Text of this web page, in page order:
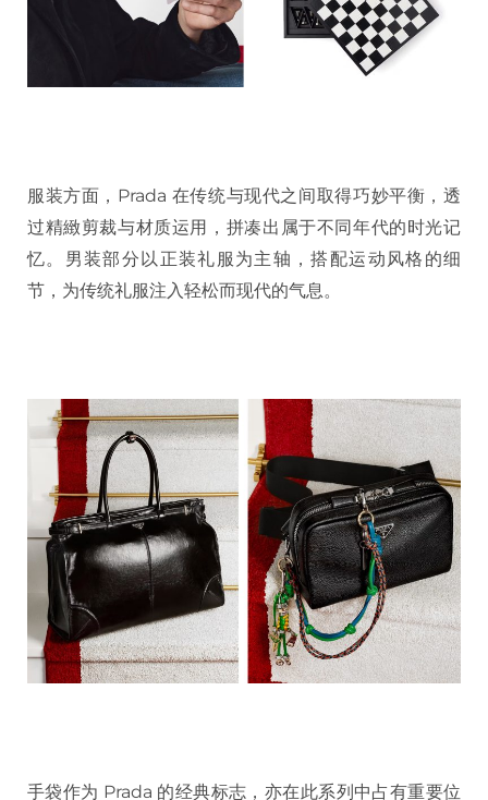
服装方面，Prada 在传统与现代之间取得巧妙平衡，透
过精緻剪裁与材质运用，拼凑出属于不同年代的时光记
忆。男装部分以正装礼服为主轴，搭配运动风格的细
节，为传统礼服注入轻松而现代的气息。
手袋作为 Prada 的经典标志，亦在此系列中占有重要位